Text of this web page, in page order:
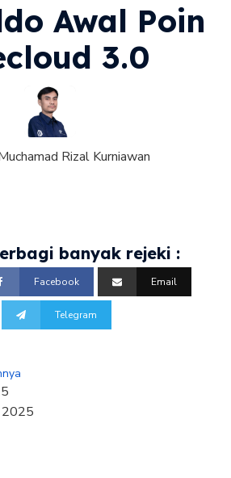
Awal Poin
3.0
Rizal Kurniawan
banyak rejeki :
Facebook Email
Telegram